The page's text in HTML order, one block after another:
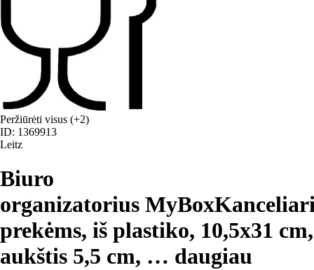
Peržiūrėti visus (+2)
ID: 1369913
Leitz
Biuro
organizatorius MyBox
prekėms, iš plastiko, 10,5x31 cm,
aukštis 5,5 cm, … daugiau